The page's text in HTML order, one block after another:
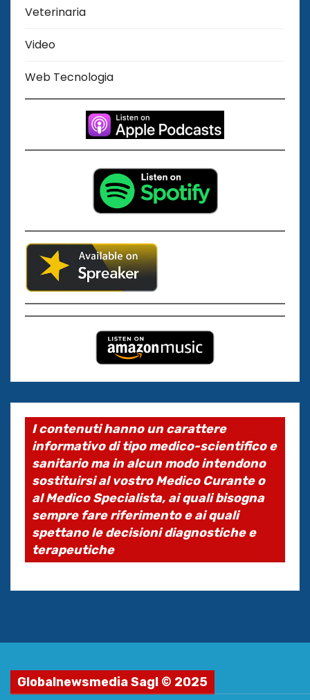
Veterinaria
Video
Web Tecnologia
I contenuti hanno un carattere
informativo di tipo medico-scientifico e
sanitario ma in alcun modo intendono
sostituirsi al vostro Medico Curante o
al Medico Specialista, ai quali bisogna
sempre fare riferimento e ai quali
spettano le decisioni diagnostiche e
terapeutiche
Globalnewsmedia Sagl © 2025